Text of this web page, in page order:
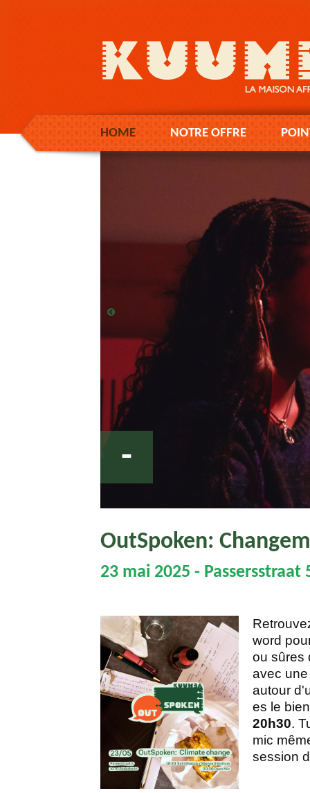
HOME NOTRE OFFRE
-
OutSpoken:
23 mai 2025 -
word
ou sûres
avec
autour
es le
20h30.
mic
session